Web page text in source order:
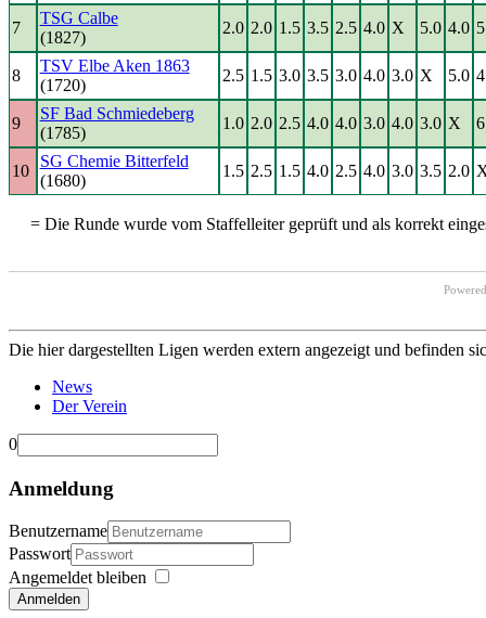
7
TSG Calbe
(1827)
2.0 2.0 1.5 3.5 2.5 4.0 X 5.0 4.0
8
TSV Elbe Aken 1863
(1720)
2.5 1.5 3.0 3.5 3.0 4.0 3.0 X 5.0
9
SF Bad Schmiedeberg
(1785)
1.0 2.0 2.5 4.0 4.0 3.0 4.0 3.0 X
10
SG Chemie Bitterfeld
(1680)
1.5 2.5 1.5 4.0 2.5 4.0 3.0 3.5 2.0
= Die Runde wurde vom Staffelleiter geprüft und als korrekt
Die hier dargestellten Ligen werden extern angezeigt und befinden
News
Der Verein
0
Anmeldung
Benutzername
Passwort
Angemeldet bleiben
Anmelden